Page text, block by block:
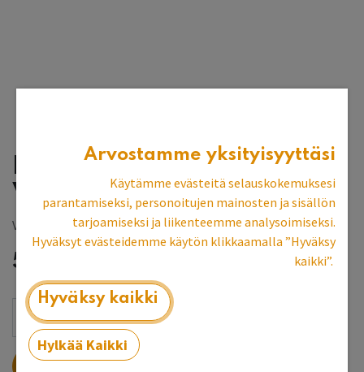
Puolipyöreä pöytä
Veronanharmaa
Vantaan myymälän esittelykpl
556,97
LISÄÄ OSTOSKORIIN
Arvostamme yksityisyyttäsi
Käytämme evästeitä selauskokemuksesi
parantamiseksi, personoitujen mainosten ja sisällön
tarjoamiseksi ja liikenteemme analysoimiseksi.
Hyväksyt evästeidemme käytön klikkaamalla ”Hyväksy
kaikki”.
Hyväksy kaikki
Hylkää Kaikki